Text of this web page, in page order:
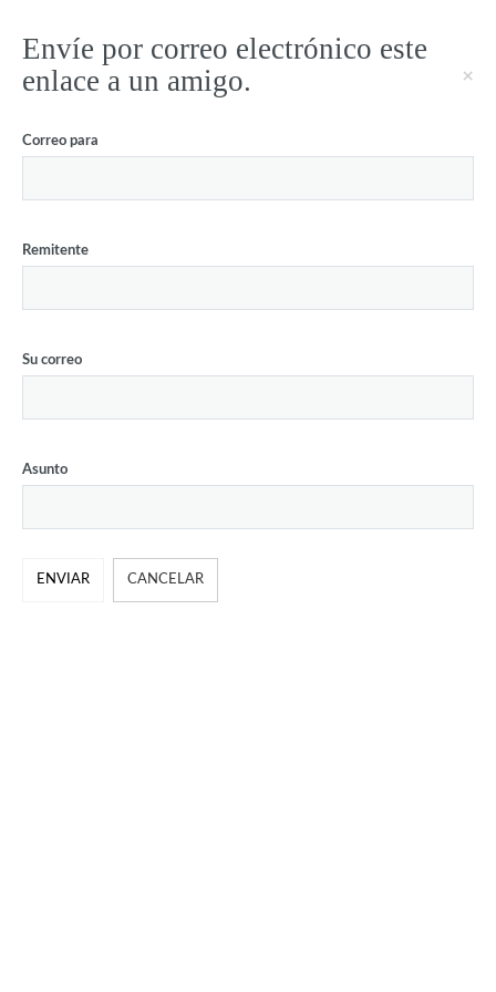
Envíe por correo electrónico este
enlace a un amigo.
×
Correo para
Remitente
Su correo
Asunto
ENVIAR CANCELAR